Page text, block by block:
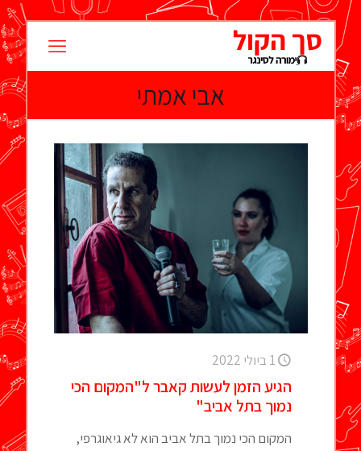
אבי אמתי
1 ביולי 2022
הגיע הזמן לעשות קאבר ל"המקום הכי
נמוך בתל אביב"
המקום הכי נמוך בתל אביב הוא לא גיאוגרפי,